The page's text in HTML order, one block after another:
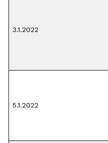
3.1.2022
5.1.2022